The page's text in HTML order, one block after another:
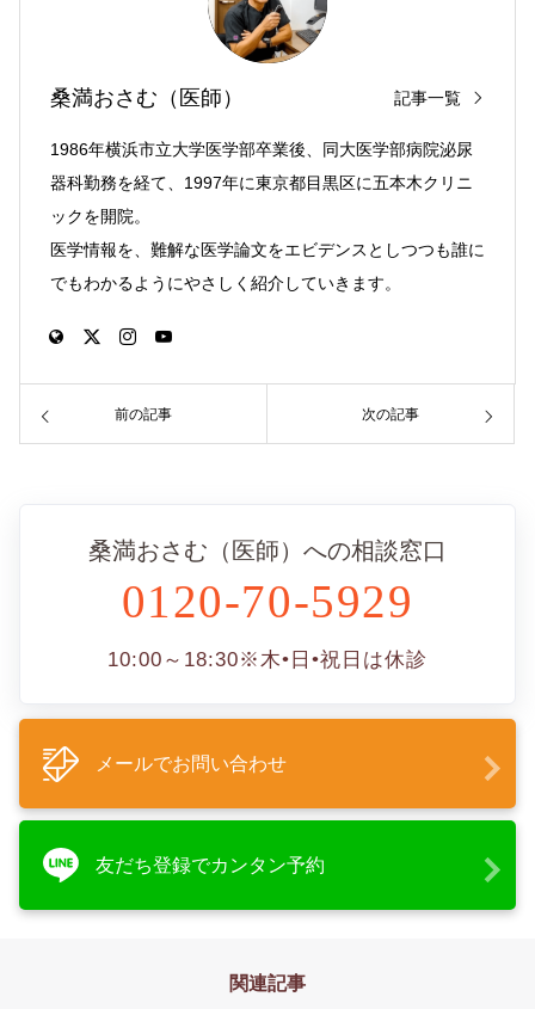
桑満おさむ（医師） 記事一覧
1986年横浜市立大学医学部卒業後、同大医学部病院泌尿
器科勤務を経て、1997年に東京都目黒区に五本木クリニ
ックを開院。
医学情報を、難解な医学論文をエビデンスとしつつも誰に
でもわかるようにやさしく紹介していきます。
前の記事 次の記事
桑満おさむ（医師）への相談窓口
0120-70-5929
10:00～18:30※木•日•祝日は休診
メールでお問い合わせ
友だち登録でカンタン予約
関連記事